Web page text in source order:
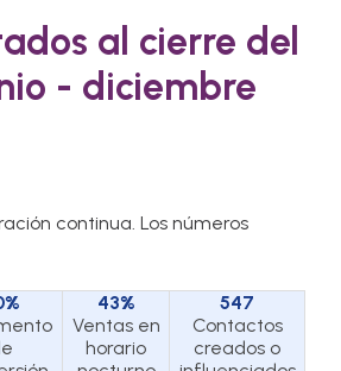
al cierre del
- diciembre
continua. Los números
43%
Ventas en
horario
547
Contactos
creados o